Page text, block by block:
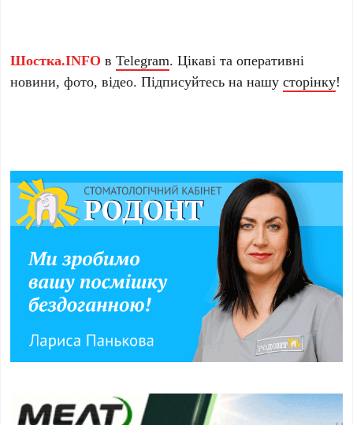
Шостка.INFO вTelegram. Цікаві та оперативні
новини, фото, відео. Підписуйтесь на нашусторінку!